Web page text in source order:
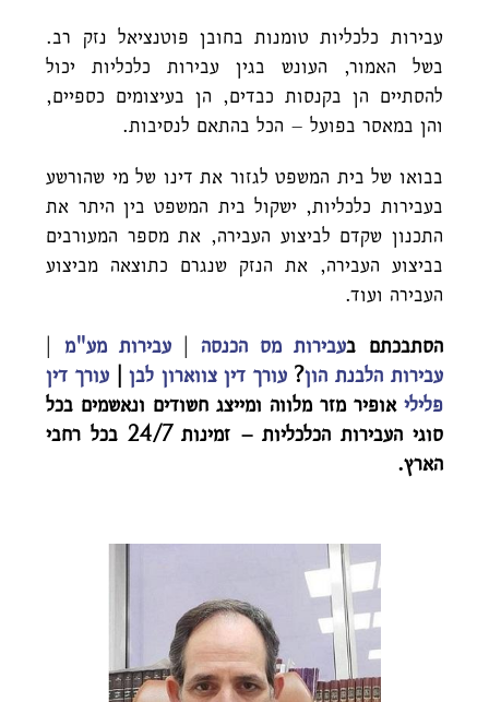
עבירות כלכליות טומנות בחובן פוטנציאל נזק רב.
בשל האמור, העונש בגין עבירות כלכליות יכול
להסתיים הן בקנסות כבדים, הן בעיצומים כספיים,
והן במאסר בפועל – הכל בהתאם לנסיבות.
בבואו של בית המשפט לגזור את דינו של מי שהורשע
בעבירות כלכליות, ישקול בית המשפט בין היתר את
התכנון שקדם לביצוע העבירה, את מספר המעורבים
בביצוע העבירה, את הנזק שנגרם כתוצאה מביצוע
העבירה ועוד.
הסתבכתם בעבירות מס הכנסה| עבירות מע"מ |
עבירות הלבנת הון?עורך דין צווארון לבן|עורך דין
פלילי אופיר מזר מלווה ומייצג חשודים ונאשמים בכל
סוגי העבירות הכלכליות – זמינות 24/7 בכל רחבי
הארץ.